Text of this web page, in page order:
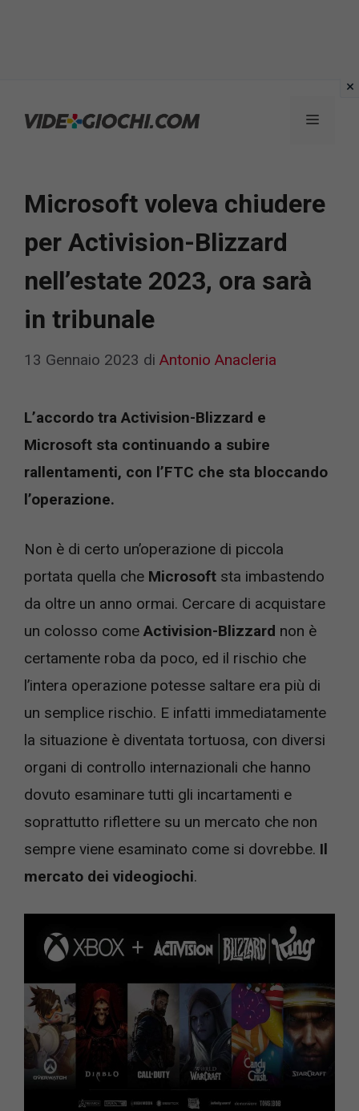
Menu
Microsoft voleva chiudere
per Activision-Blizzard
nell’estate 2023, ora sarà
in tribunale
13 Gennaio 2023 di Antonio Anacleria
L’accordo tra Activision-Blizzard e
Microsoft sta continuando a subire
rallentamenti, con l’FTC che sta bloccando
l’operazione.
Non è di certo un’operazione di piccola
portata quella che Microsoft sta imbastendo
da oltre un anno ormai. Cercare di acquistare
un colosso come Activision-Blizzard non è
certamente roba da poco, ed il rischio che
l’intera operazione potesse saltare era più di
un semplice rischio. E infatti immediatamente
la situazione è diventata tortuosa, con diversi
organi di controllo internazionali che hanno
dovuto esaminare tutti gli incartamenti e
soprattutto riflettere su un mercato che non
sempre viene esaminato come si dovrebbe. Il
mercato dei videogiochi.